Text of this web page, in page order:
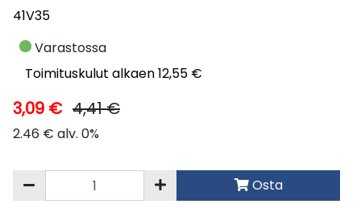
41V35
Varastossa
Toimituskulut alkaen 12,55 €
3,09 € 4,41 €
2.46 € alv. 0%
Osta